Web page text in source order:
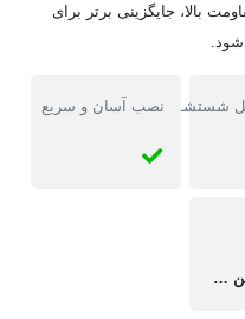
بالا، جایگزینی برتر برای
شستشو نصب آسان و سریع
پوشاندن پایین دیوار ها در ساختمان ، زیبایی بصری، مانع نفوذ رطوبت به دیوار میشود.